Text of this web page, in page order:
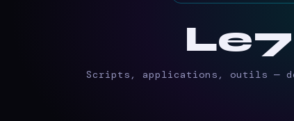
Le7
Scripts, applications, outils —